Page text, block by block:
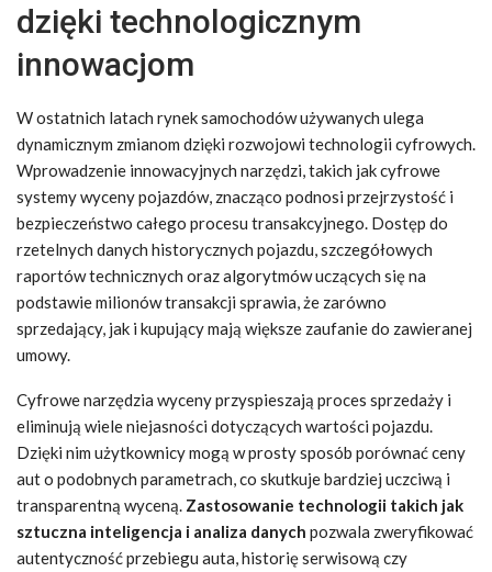
dzięki technologicznym
innowacjom
W ostatnich latach rynek samochodów używanych ulega
dynamicznym zmianom dzięki rozwojowi technologii cyfrowych.
Wprowadzenie innowacyjnych narzędzi, takich jak cyfrowe
systemy wyceny pojazdów, znacząco podnosi przejrzystość i
bezpieczeństwo całego procesu transakcyjnego. Dostęp do
rzetelnych danych historycznych pojazdu, szczegółowych
raportów technicznych oraz algorytmów uczących się na
podstawie milionów transakcji sprawia, że zarówno
sprzedający, jak i kupujący mają większe zaufanie do zawieranej
umowy.
Cyfrowe narzędzia wyceny przyspieszają proces sprzedaży i
eliminują wiele niejasności dotyczących wartości pojazdu.
Dzięki nim użytkownicy mogą w prosty sposób porównać ceny
aut o podobnych parametrach, co skutkuje bardziej uczciwą i
transparentną wyceną. Zastosowanie technologii takich jak
sztuczna inteligencja i analiza danych pozwala zweryfikować
autentyczność przebiegu auta, historię serwisową czy